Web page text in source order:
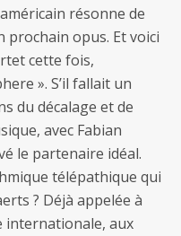
résonne de
prochain opus. Et voici
cette fois,
». S’il fallait un
du décalage et de
avec Fabian
le partenaire idéal.
télépathique qui
? Déjà appelée à
internationale, aux